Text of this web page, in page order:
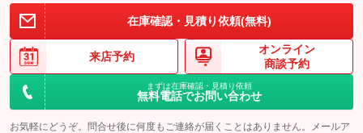
在庫確認・見積り依頼(無料)
来店予約
オンライン
商談予約
まずは在庫確認・見積り依頼
無料電話でお問い合わせ
お気軽にどうぞ。問合せ後に何度もご連絡が届くことはありません。メールア